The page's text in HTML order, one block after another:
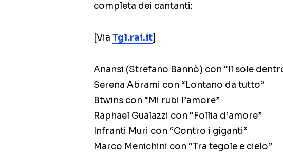
completa dei cantanti:
[Via Tg1.rai.it]
Anansi (Strefano Bannò) con “Il sole
Serena Abrami con “Lontano da tutto”
Btwins con “Mi rubi l’amore”
Raphael Gualazzi con “Follia d’amore”
Infranti Muri con “Contro i giganti”
Marco Menichini con “Tra tegole e cielo”